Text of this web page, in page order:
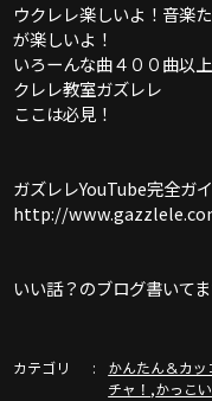
ウクレレ楽しいよ！音楽
が楽しいよ！
いろーんな曲４００曲以
クレレ教室ガズレレ
ここは必見！
ガズレレYouTube完全ガ
http://
いい話？のブログ書いてま
ガズレレホームページ
カテゴリ かんたん＆カッ
チャ！ ,かっこ